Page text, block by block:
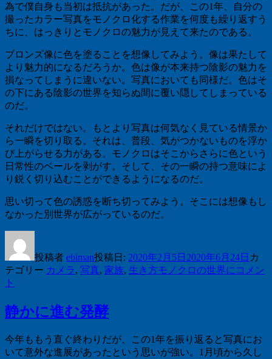
為で僕自身も当初は抵抗があった。だが、この1年、自分の
撮ったカラー写真をモノクロ化する作業を何度も繰り返すう
ちに、はっきりとモノクロの魅力が見えて来たのである。
ブロンズ像に色を塗ることを想像してみよう。像は果たして
より魅力的になるだろうか。色は像が本来持つ陰影の魅力を
損なってしまうに違いない。写真においても同様だ。色はそ
の下にある陰影の世界を知らぬ間に覆い隠してしまっている
のだ。
それだけではない。もとより写真は何気なく見ている情景か
ら一瞬を切り取る。それは、普段、気がつかないものを浮か
び上がらせる力がある。モノクロはそこからさらに色という
日常性のベールを剥がす。そして、その一瞬の持つ意味によ
り鋭く切り込むことができるようになるのだ。
思い切って色の誘惑を断ち切ってみよう。そこには想像もし
なかった別世界が広がっているのだ。
投稿者 ebiman投稿日: 2020年2月5日 2020年6月24日 カ
テゴリー カメラ , 写真, 家族, 生き方モノクロの世界に コメン
ト
静かに進む発酵
今年ももう直ぐ終わりだが、この1年を振り返ると写真にお
いて意外な進展があったという思いが強い。1月頃から久し